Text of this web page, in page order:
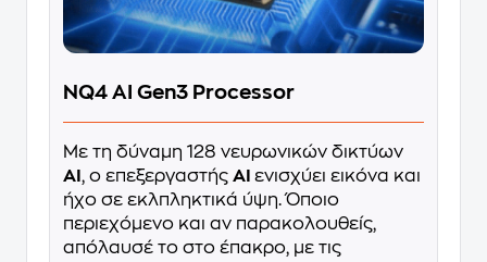
NQ4 AI Gen3 Processor
Με τη δύναμη 128 νευρωνικών δικτύων
AI , ο επεξεργαστής AI ενισχύει εικόνα και
ήχο σε εκλπληκτικά ύψη. Όποιο
περιεχόμενο και αν παρακολουθείς,
απόλαυσέ το στο έπακρο, με τις